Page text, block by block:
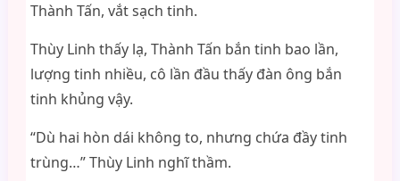
Thành Tấn, vắt sạch tinh.
Thùy Linh thấy lạ, Thành Tấn bắn tinh bao lần,
lượng tinh nhiều, cô lần đầu thấy đàn ông bắn
tinh khủng vậy.
“Dù hai hòn dái không to, nhưng chứa đầy tinh
trùng…” Thùy Linh nghĩ thầm.